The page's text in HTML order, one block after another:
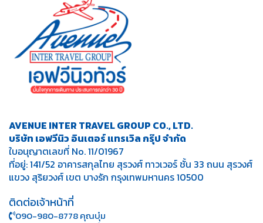
AVENUE INTER TRAVEL GROUP CO., LTD.
บริษัท เอฟวีนิว อินเตอร์ แทรเวิล กรุ๊ป จำกัด
ใบอนุญาตเลขที่ No. 11/01967
ที่อยู่: 141/52 อาคารสกุลไทย สุรวงศ์ ทาวเวอร์ ชั้น 33 ถนน สุรวงศ์
แขวง สุริยวงศ์ เขต บางรัก กรุงเทพมหานคร 10500
ติดต่อเจ้าหน้าที่
090-980-8778 คุณบุ๋ม